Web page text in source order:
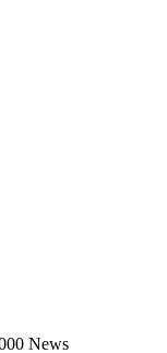
News